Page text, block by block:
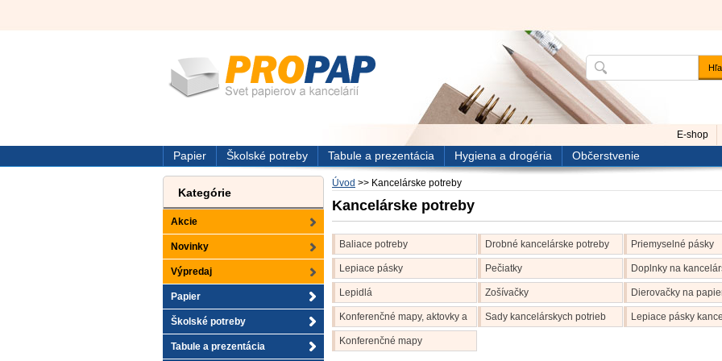
Úvod >> Kancelárske potreby
Kancelárske potreby
Baliace potreby Drobné kancelárske potreby Priemyselné pásky
Lepiace pásky Pečiatky Doplnky na
Lepidlá Zošívačky Dierovačky na
Konferenčné mapy, aktovky a
kufre
Sady kancelárskych potrieb Lepiace pásky
Konferenčné mapy
Kategórie
Akcie
Novinky
Výpredaj
Papier
Školské potreby
Tabule a prezentácia
Papier Školské potreby Tabule a prezentácia Hygiena a drogéria Občerstvenie
E-shop